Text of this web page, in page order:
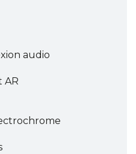
audio
AR